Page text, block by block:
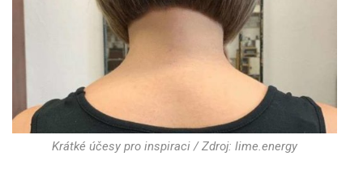
Krátké účesy pro inspiraci / Zdroj: lime.energy